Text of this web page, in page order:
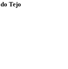
Tejo